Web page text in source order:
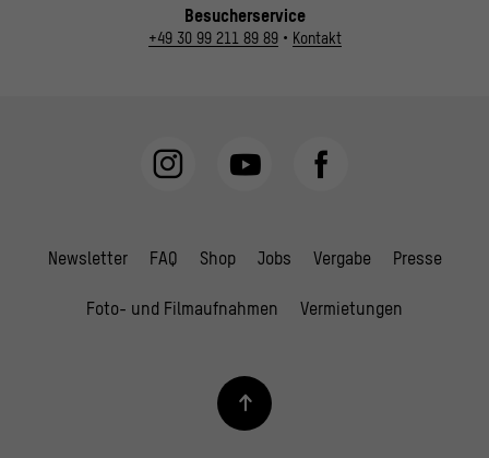
Besucherservice
+49 30 99 211 89 89• Kontakt
Newsletter FAQ Shop Jobs Vergabe Presse
Foto- und Filmaufnahmen Vermietungen